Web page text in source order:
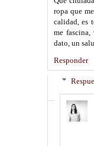
ropa que
calidad, es
me
dato, un
Responder